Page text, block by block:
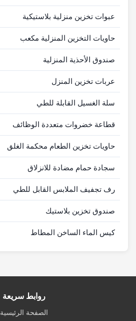
عبوات تخزين منزلية بلاستيكية
حاويات التخزين المنزلية مكعب
صندوق الأحذية المنزلية
عربات تخزين المنزل
سلة الغسيل القابلة للطي
قطاعة خضروات متعددة الوظائف
حاويات تخزين الطعام محكمة الغلق
سجادة حمام مضادة للانزلاق
رف تجفيف الملابس القابل للطي
صندوق تخزين بلاستيك
كيس الماء الساخن المطاط
روابط سريعة
الصفحة الرئيسية